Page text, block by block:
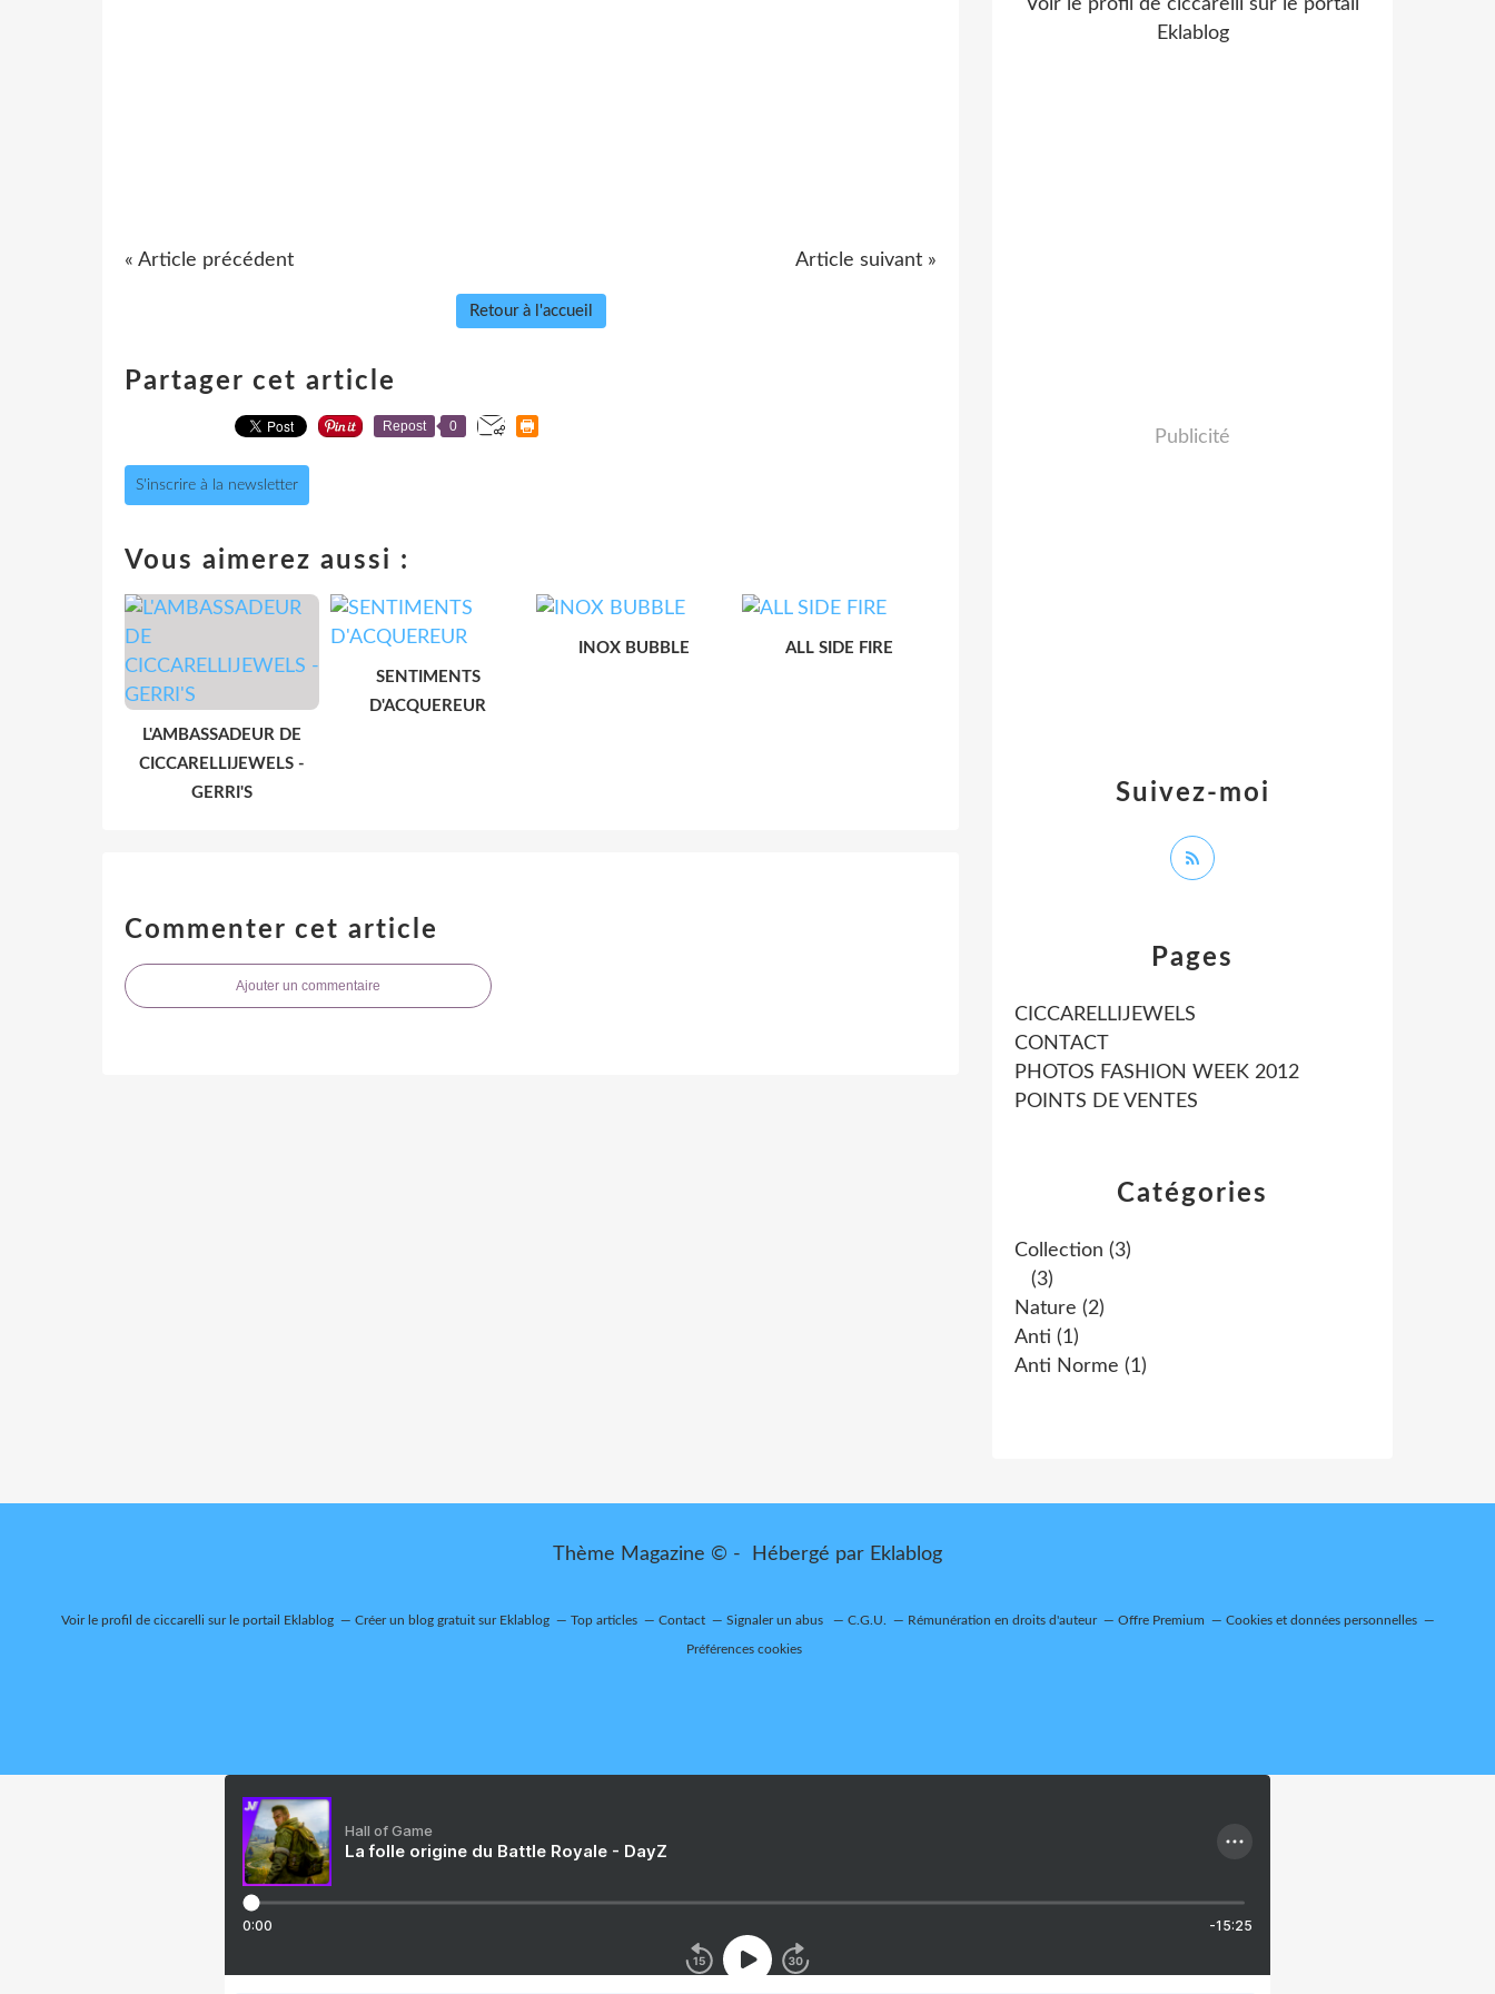
« Article précédent Article suivant »
Retour à l'accueil
Partager cet article
Repost 0
S'inscrire à la newsletter
Vous aimerez aussi :
L'AMBASSADEUR DE
CICCARELLIJEWELS -
GERRI'S
SENTIMENTS
D'ACQUEREUR
INOX BUBBLE ALL SIDE FIRE
Commenter cet article
Ajouter un commentaire
Catégories
Collection (3)
(3)
Nature (2)
Anti (1)
Anti Norme (1)
Pages
CICCARELLIJEWELS
CONTACT
PHOTOS FASHION WEEK 2012
POINTS DE VENTES
Suivez-moi
Voir le profil de ciccarelli sur le portail
Eklablog
Publicité
Thème Magazine © - Hébergé par Eklablog
Voir le profil de ciccarelli sur le portail Eklablog Créer un blog gratuit sur Eklablog Top articles Contact Signaler un abus C.G.U. Rémunération en droits d'auteur Offre Premium Cookies et données personnelles
Préférences cookies
Hall of Game
La folle origine du Battle Royale - DayZ
0:00 -15:25